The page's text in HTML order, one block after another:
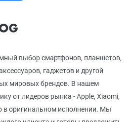
выбор смартфонов, планшетов,
гаджетов и другой
мировых брендов. В нашем
от лидеров рынка - Apple, Xiaomi,
в оригинальном исполнении. Мы